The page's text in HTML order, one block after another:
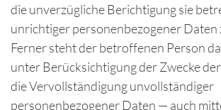
die unverzügliche Berichtigung sie
unrichtiger personenbezogener Daten
Ferner steht der betroffenen Person
unter Berücksichtigung der Zwecke
die Vervollständigung unvollständiger
personenbezogener Daten — auch